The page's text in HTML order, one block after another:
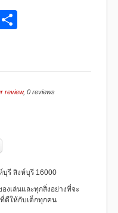
E
e
review, 0 reviews
บุรี สิงห์บุรี 16000
งเล่นและทุกสิ่งอย่างที่จะ
ดีให้กับเด็กทุกคน